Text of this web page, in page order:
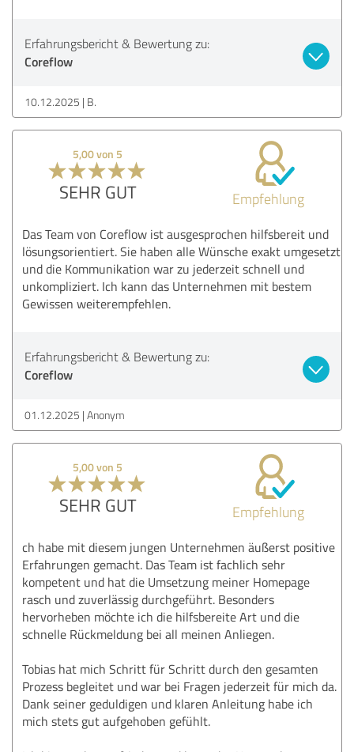
Erfahrungsbericht & Bewertung zu:
Coreflow
10.12.2025 B.
5,00 von 5
SEHR GUT Empfehlung
Das Team von Coreflow ist ausgesprochen hilfsbereit und
lösungsorientiert. Sie haben alle Wünsche exakt umgesetzt
und die Kommunikation war zu jederzeit schnell und
unkompliziert. Ich kann das Unternehmen mit bestem
Gewissen weiterempfehlen.
Erfahrungsbericht & Bewertung zu:
Coreflow
01.12.2025 Anonym
5,00 von 5
SEHR GUT Empfehlung
ch habe mit diesem jungen Unternehmen äußerst positive
Erfahrungen gemacht. Das Team ist fachlich sehr
kompetent und hat die Umsetzung meiner Homepage
rasch und zuverlässig durchgeführt. Besonders
hervorheben möchte ich die hilfsbereite Art und die
schnelle Rückmeldung bei all meinen Anliegen.
Tobias hat mich Schritt für Schritt durch den gesamten
Prozess begleitet und war bei Fragen jederzeit für mich da.
Dank seiner geduldigen und klaren Anleitung habe ich
mich stets gut aufgehoben gefühlt.